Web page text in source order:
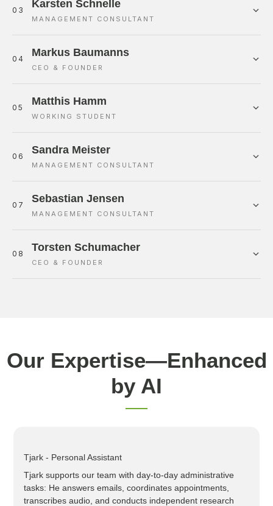
03
Karsten Schnelle
MANAGEMENT CONSULTANT
04
Markus Baumanns
CEO & FOUNDER
05
Matthis Hamm
WORKING STUDENT
06
Sandra Meister
MANAGEMENT CONSULTANT
07
Sebastian Jensen
MANAGEMENT CONSULTANT
08
Torsten Schumacher
CEO & FOUNDER
Our Expertise—Enhanced
by AI
Tjark - Personal Assistant
Tjark supports our team with day-to-day administrative
tasks: He answers emails, coordinates appointments,
transcribes audio, and conducts independent research